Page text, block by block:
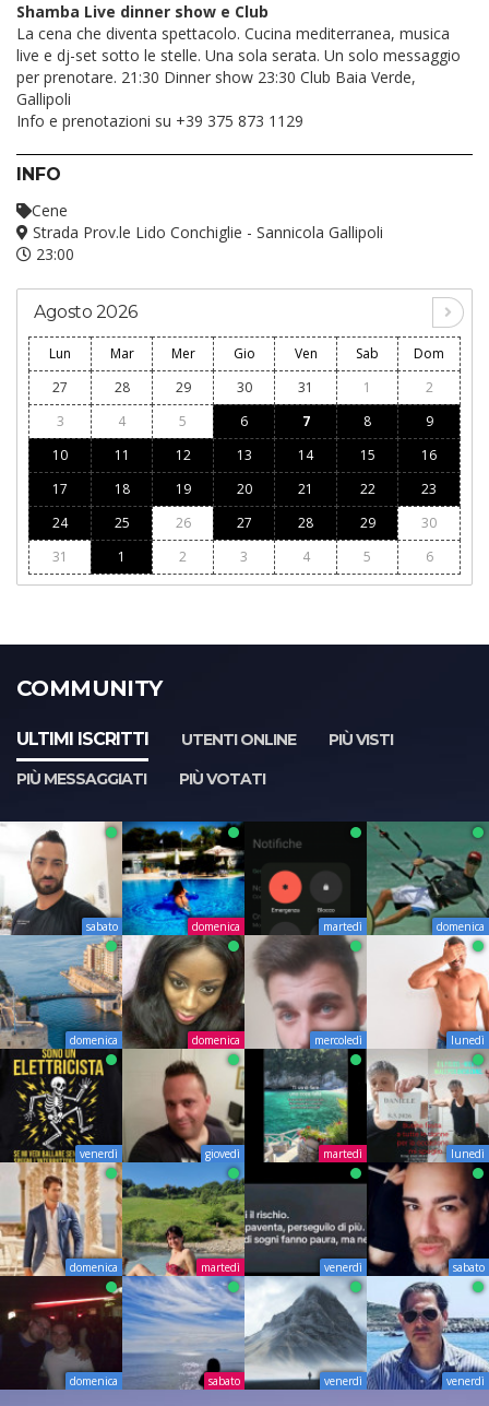
Shamba Live dinner show e Club
La cena che diventa spettacolo. Cucina mediterranea, musica
live e dj-set sotto le stelle. Una sola serata. Un solo messaggio
per prenotare. 21:30 Dinner show 23:30 Club Baia Verde,
Gallipoli
Info e prenotazioni su +39 375 873 1129
INFO
Cene
Strada Prov.le Lido Conchiglie - Sannicola Gallipoli
23:00
Agosto 2026
Lun Mar Mer Gio Ven Sab
Dom
27
28 29 30 31 1
2
3
4 5 6 7 8
9
10
11 12 13 14 15
16
17
18 19 20 21 22
23
24
25 26 27 28 29
30
31
1 2 3 4 5 6
COMMUNITY
ULTIMI ISCRITTI UTENTI ONLINE
PIÙ VISTI
PIÙ MESSAGGIATI
PIÙ VOTATI
sabato domenica martedì domenica
domenica domenica mercoledì lunedì
venerdì giovedì martedì lunedì
domenica martedì venerdì sabato
domenica sabato venerdì venerdì